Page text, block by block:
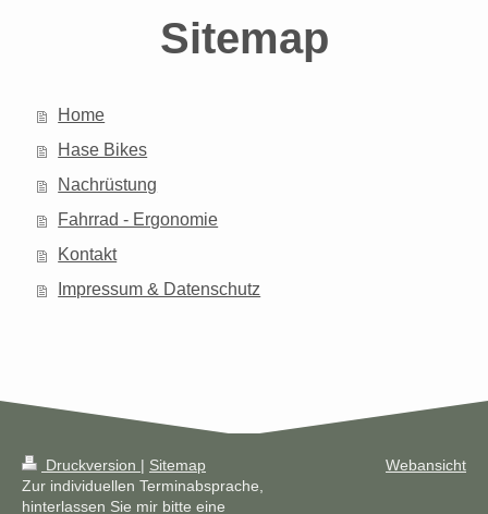
Sitemap
Home
Hase Bikes
Nachrüstung
Fahrrad - Ergonomie
Kontakt
Impressum & Datenschutz
Druckversion | Sitemap
Zur individuellen Terminabsprache,
hinterlassen Sie mir bitte eine
Webansicht